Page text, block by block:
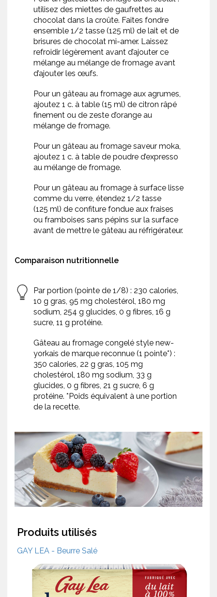
utilisez des miettes de gaufrettes au
chocolat dans la croûte. Faites fondre
ensemble 1/2 tasse (125 ml) de lait et de
brisures de chocolat mi-amer. Laissez
refroidir légèrement avant d’ajouter ce
mélange au mélange de fromage avant
d’ajouter les œufs.
Pour un gâteau au fromage aux agrumes,
ajoutez 1 c. à table (15 ml) de citron râpé
finement ou de zeste d’orange au
mélange de fromage.
Pour un gâteau au fromage saveur moka,
ajoutez 1 c. à table de poudre d’expresso
au mélange de fromage.
Pour un gâteau au fromage à surface lisse
comme du verre, étendez 1/2 tasse
(125 ml) de confiture fondue aux fraises
ou framboises sans pépins sur la surface
avant de mettre le gâteau au réfrigérateur.
Comparaison nutritionnelle
Par portion (pointe de 1/8) : 230 calories,
10 g gras, 95 mg cholestérol, 180 mg
sodium, 254 g glucides, 0 g fibres, 16 g
sucre, 11 g protéine.
Gâteau au fromage congelé style new-
yorkais de marque reconnue (1 pointe*) :
350 calories, 22 g gras, 105 mg
cholestérol, 180 mg sodium, 33 g
glucides, 0 g fibres, 21 g sucre, 6 g
protéine. *Poids équivalent à une portion
de la recette.
Produits utilisés
GAY LEA - Beurre Salé